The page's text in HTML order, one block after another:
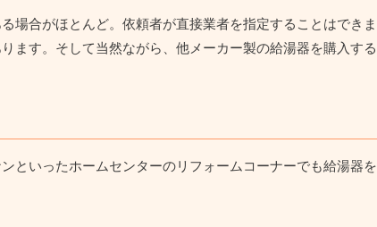
場合がほとんど。 依頼者が直接業者を指定することはできま
ます。そして当然ながら、他メーカー製の給湯器を購入する
といったホームセンターのリフォームコーナーでも給湯器を